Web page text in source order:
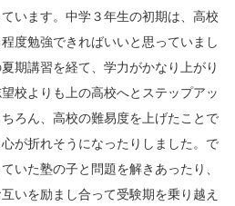
います。中学３年生の初期は、高校
度勉強できればいいと思っていまし
期講習を経て、学力がかなり上がり
校よりも上の高校へとステップアッ
ろん、高校の難易度を上げたことで
が折れそうになったりしました。で
いた塾の子と問題を解きあったり、
いを励まし合って受験期を乗り越え